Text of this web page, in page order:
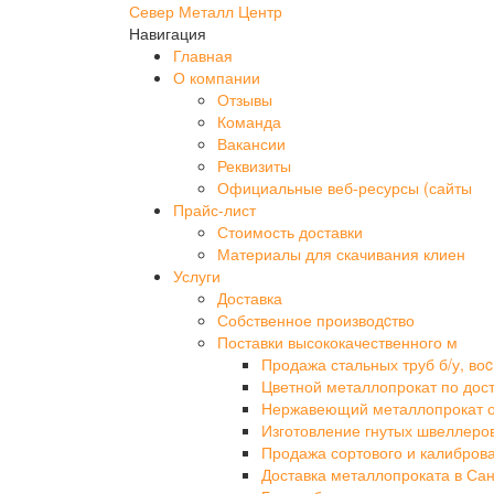
Север Металл Центр
Навигация
Главная
О компании
Отзывы
Команда
Вакансии
Реквизиты
Официальные веб-ресурсы (сайты
Прайс-лист
Стоимость доставки
Материалы для скачивания клиен
Услуги
Доставка
Собственное производcтво
Поставки высококачественного м
Продажа стальных труб б/у, воc
Цветной металлопрокат по
Нержавеющий металлопрокат
Изготовление гнутых
Продажа сортового и
Доставка металлопроката в